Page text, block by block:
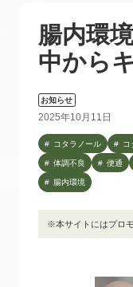
腸内環
中から
お知らせ
2025年10月11日
コタラノール コ
体調不良 便通
腸内環境
※本サイトにはプロ